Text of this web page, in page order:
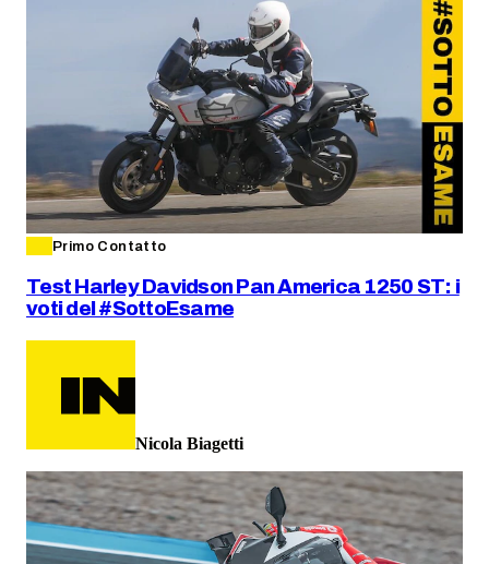
Primo Contatto
Test Harley Davidson Pan America 1250 ST: i
voti del #SottoEsame
Nicola Biagetti